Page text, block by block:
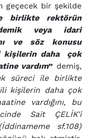
geçecek bir şekilde
birlikte rektörün
veya idari
ve söz konusu
kişilerin daha çok
vardım” demiş,
süreci ile birlikte
kişilerin daha çok
vardığını, bu
Sait ÇELİK'i
sf.108)